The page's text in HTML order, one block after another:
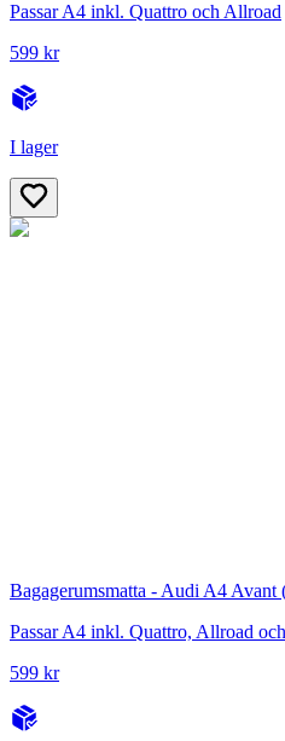
Passar A4 inkl. Quattro och Allroad
599 kr
I lager
Bagagerumsmatta - Audi A4 Avant
Passar A4 inkl. Quattro, Allroad
599 kr